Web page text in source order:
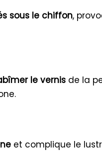
sous le chiffon,
le vernis de la
et complique le